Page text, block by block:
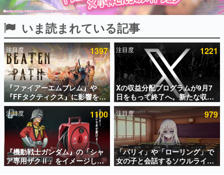
ピックアップ
電ファミのいま読まれている記事ランキング
アプリセール情報
インタビュー
連載・特集一覧
殿堂入り記事
SNS拡散数が数千以上！ ページビュー数万以上！ などな
ど。多くの人々に読まれた、電ファミ渾身の“殿堂入り”記
事をまとめました。
いま読まれている記事
注目度 1397
『ファイアーエムブレム』や
『FFタクティクス』に影響を受
けた新作戦略RPG『Beaten
Path』2027年に発売へ。
PC（Steam）、PS5、Xbox、
Switch向けにリリース予定
注目度 1221
Xの収益分配プログラムが9月7
日をもって終了へ。新たな収益
化制度「Original Content
Rewards Program」を発表
注目度 1100
『機動戦士ガンダム』の「シャ
ア専用ザクⅡ」をイメージした
散水ホースリールが予約開始。
注目度 979
「パリィ」や「ローリング」で
女の子と会話するソウルライク
恋愛ゲーム『小早川さんはソウ